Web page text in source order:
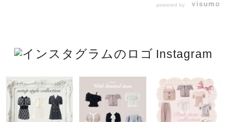
powered by
Instagram